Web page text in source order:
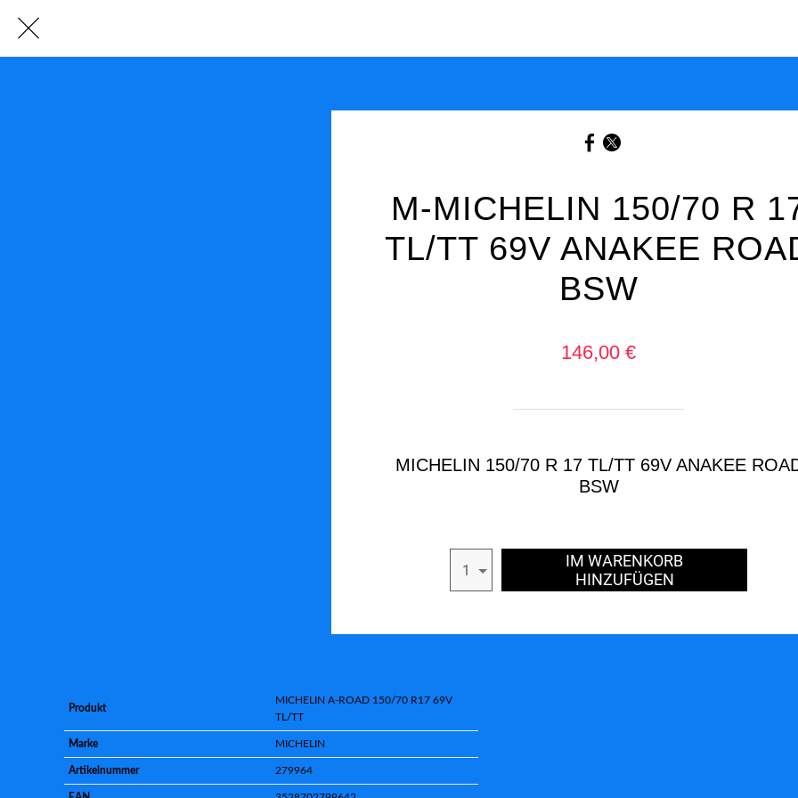
M-MICHELIN 150/70 R
TL/TT 69V ANAKEE
BSW
146,00 €
MICHELIN 150/70 R 17 TL/TT 69V ANAKEE
BSW
1
IM WARENKORB
HINZUFÜGEN
Produkt
MICHELIN A-ROAD 150/70 R17 69V
TL/TT
Marke MICHELIN
Artikelnummer 279964